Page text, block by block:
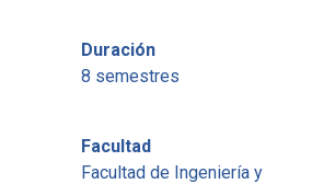
Duración
8 semestres
Facultad
Facultad de Ingeniería y